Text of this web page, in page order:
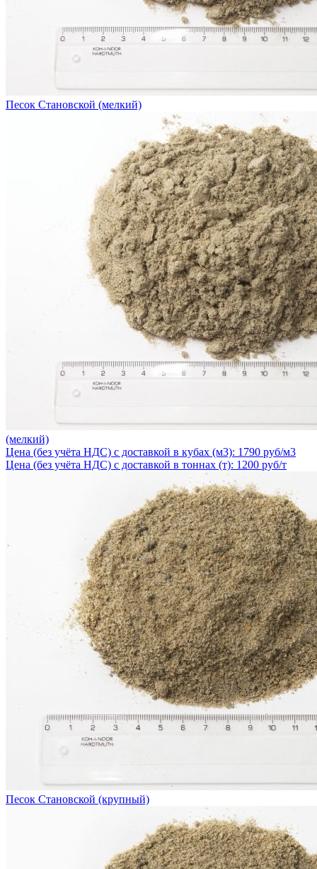
Песок Становской (мелкий)
(мелкий)
Цена (без учёта НДС) с доставкой в кубах (м3): 1790 руб/м3
Цена (без учёта НДС) с доставкой в тоннах (т): 1200 руб/т
Песок Становской (крупный)